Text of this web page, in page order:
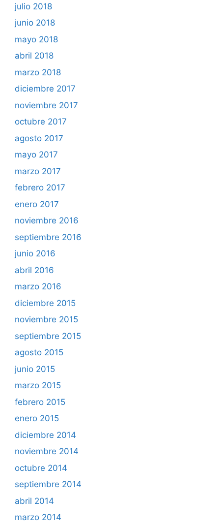
julio 2018
junio 2018
mayo 2018
abril 2018
marzo 2018
diciembre 2017
noviembre 2017
octubre 2017
agosto 2017
mayo 2017
marzo 2017
febrero 2017
enero 2017
noviembre 2016
septiembre 2016
junio 2016
abril 2016
marzo 2016
diciembre 2015
noviembre 2015
septiembre 2015
agosto 2015
junio 2015
marzo 2015
febrero 2015
enero 2015
diciembre 2014
noviembre 2014
octubre 2014
septiembre 2014
abril 2014
marzo 2014